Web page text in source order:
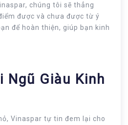
chúng tôi sẽ thẳng
được và chưa được từ ý
để hoàn thiện, giúp bạn kinh
Ngũ Giàu Kinh
Vinaspar tự tin đem lại cho